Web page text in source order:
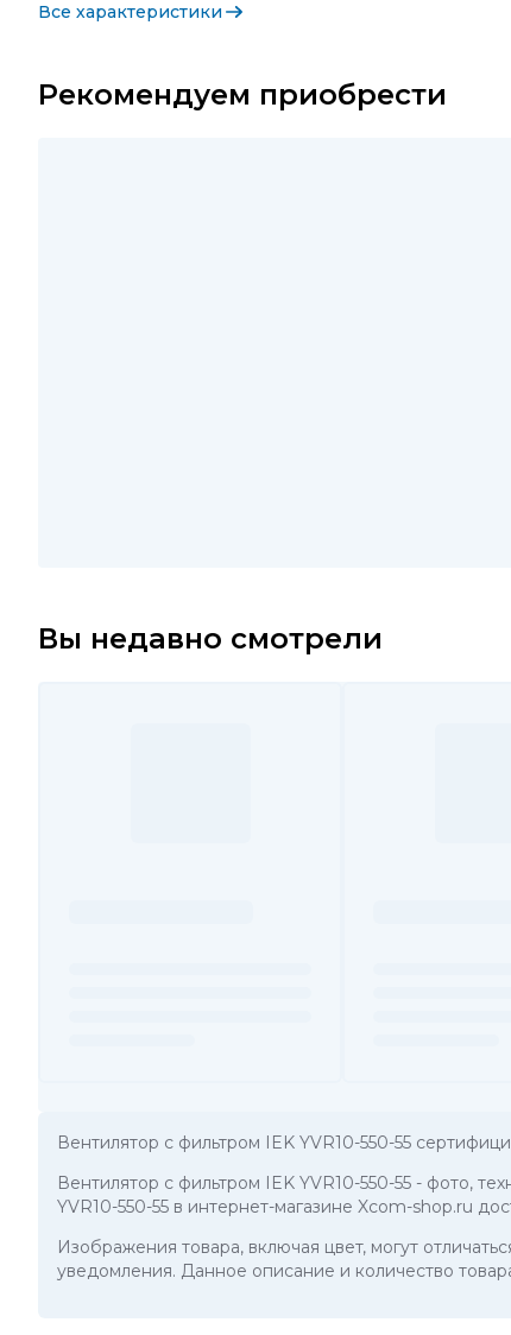
Все характеристики
Рекомендуем приобрести
Вы недавно смотрели
Вентилятор с фильтром IEK YVR10-550-55
Вентилятор с фильтром IEK YVR10-550-55 - фото,
YVR10-550-55 в интернет-магазине Xcom-shop.ru
Изображения товара, включая цвет, могут
уведомления. Данное описание и количество